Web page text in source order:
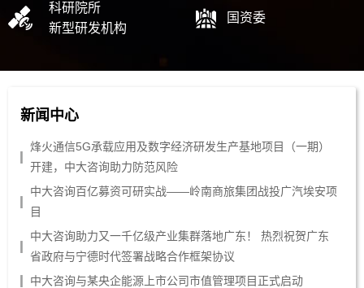
科研院所
新型研发机构
国资委
新闻中心
烽火通信5G承载应用及数字经济研发生产基地项目（一期）
开建，中大咨询助力防范风险
中大咨询百亿募资可研实战——岭南商旅集团战投广汽埃安项
目
中大咨询助力又一千亿级产业集群落地广东！ 热烈祝贺广东
省政府与宁德时代签署战略合作框架协议
中大咨询与某央企能源上市公司市值管理项目正式启动